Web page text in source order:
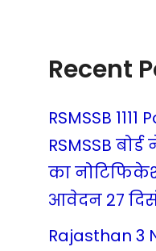
Recent
RSMSSB
RSMSSB बोर्ड
का
आवेदन 27
Rajasthan 3